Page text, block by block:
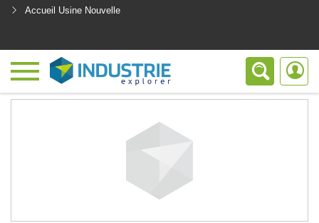
Accueil Usine Nouvelle